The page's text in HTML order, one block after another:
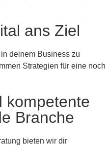
ans Ziel
deinem Business zu
Strategien für eine noch
kompetente
Branche
bieten wir dir